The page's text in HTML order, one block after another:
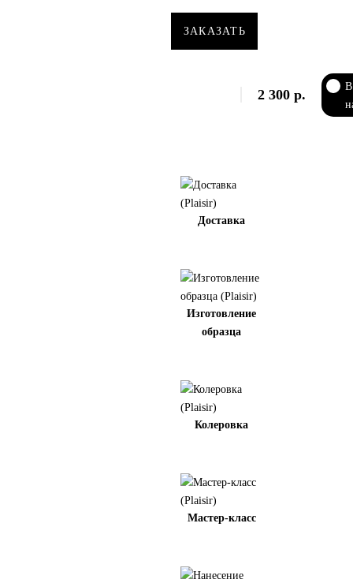
ЗАКАЗАТЬ
2 300 р.
В
Доставка
Изготовление
образца
Колеровка
Мастер-класс